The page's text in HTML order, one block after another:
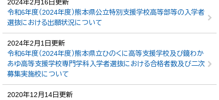
2024年2月16日更新
令和6年度（2024年度）熊本県公立特別支援学校高等部等の入学者
選抜における出願状況について
2024年2月1日更新
令和6年度（2024年度）熊本県立ひのくに高等支援学校及び鏡わか
あゆ高等支援学校専門学科入学者選抜における合格者数及び二次
募集実施校について
2020年12月14日更新